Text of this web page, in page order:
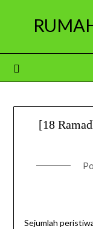
[18
Sejumlah